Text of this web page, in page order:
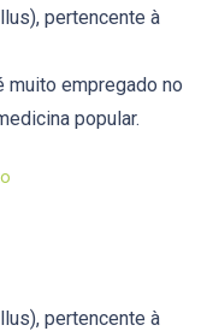
pertencente à
muito empregado no
popular.
pertencente à